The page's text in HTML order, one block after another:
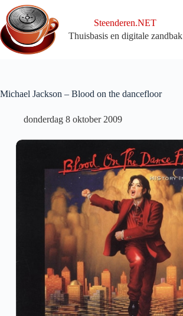
naar
de
inhoud
Steenderen.NET
Thuisbasis en digitale zandbak
Michael Jackson – Blood on the dancefloor
donderdag 8 oktober 2009